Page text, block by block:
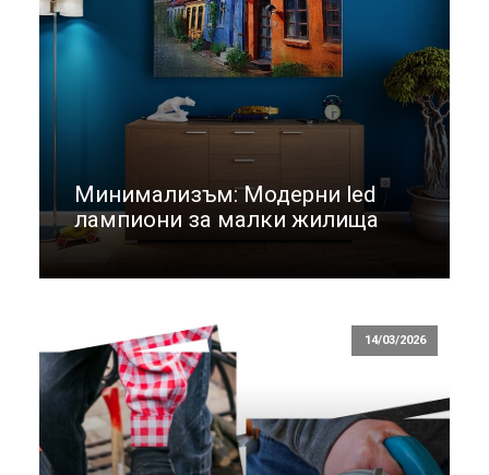
Минимализъм: Модерни led
лампиони за малки жилища
14/03/2026